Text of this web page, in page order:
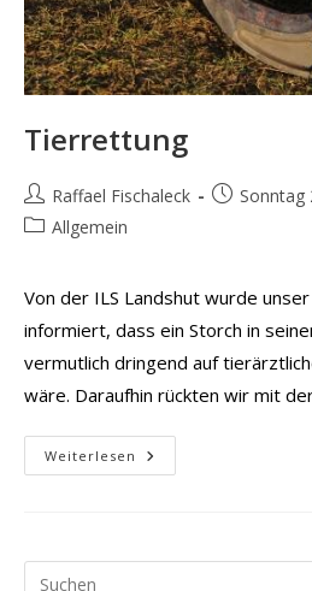
Tierrettung
Beitrags-
Autor:
Raffael Fischaleck
BeitragSonntag
Beitrags-
Allgemein
Von der ILS Landshut wurde
informiert, dass ein Storch in
vermutlich dringend auf
wäre. Daraufhin rückten wir mit
Weiterlesen Tierrettung